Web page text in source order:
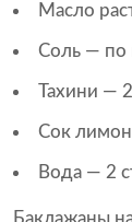
Масло
Соль — по
Тахини —
Сок
Вода — 2
Баклажаны